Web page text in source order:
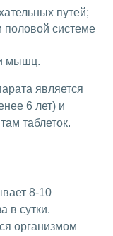
путей;
системе
мышц.
является
6 лет) и
таблеток.
8-10
в сутки.
организмом